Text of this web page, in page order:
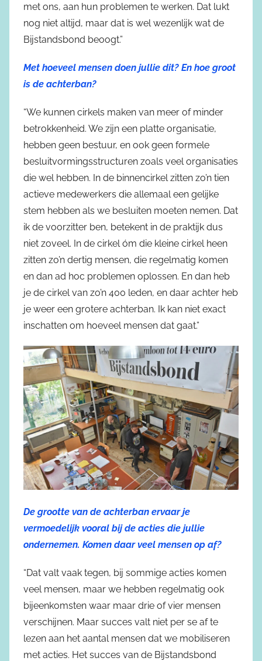
met ons, aan hun problemen te werken. Dat lukt
nog niet altijd, maar dat is wel wezenlijk wat de
Bijstandsbond beoogt.”
Met hoeveel mensen doen jullie dit? En hoe groot
is de achterban?
“We kunnen cirkels maken van meer of minder
betrokkenheid. We zijn een platte organisatie,
hebben geen bestuur, en ook geen formele
besluitvormingsstructuren zoals veel organisaties
die wel hebben. In de binnencirkel zitten zo’n tien
actieve medewerkers die allemaal een gelijke
stem hebben als we besluiten moeten nemen. Dat
ik de voorzitter ben, betekent in de praktijk dus
niet zoveel. In de cirkel óm die kleine cirkel heen
zitten zo’n dertig mensen, die regelmatig komen
en dan ad hoc problemen oplossen. En dan heb
je de cirkel van zo’n 400 leden, en daar achter heb
je weer een grotere achterban. Ik kan niet exact
inschatten om hoeveel mensen dat gaat.”
De grootte van de achterban ervaar je
vermoedelijk vooral bij de acties die jullie
ondernemen. Komen daar veel mensen op af?
“Dat valt vaak tegen, bij sommige acties komen
veel mensen, maar we hebben regelmatig ook
bijeenkomsten waar maar drie of vier mensen
verschijnen. Maar succes valt niet per se af te
lezen aan het aantal mensen dat we mobiliseren
met acties. Het succes van de Bijstandsbond